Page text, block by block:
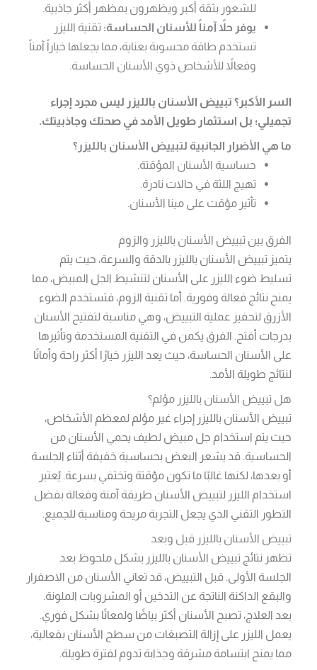
للشعور بثقة أكبر ويظهرون بمظهر أكثر جاذبية.
يوفر حلاً آمناً للأسنان الحساسة: تقنية الليزر
تستخدم طاقة محسوبة بعناية، مما يجعلها خياراً آمناً
وفعالاً للأشخاص ذوي الأسنان الحساسة.
السر الأكبر؟ تبييض الأسنان بالليزر ليس مجرد إجراء
تجميلي؛ بل استثمار طويل الأمد في صحتك وجاذبيتك.
ما هي الأضرار الجانبية لتبييض الأسنان بالليزر؟
حساسية الأسنان المؤقتة.
تهيج اللثة في حالات نادرة.
تأثير مؤقت على مينا الأسنان.
الفرق بين تبييض الأسنان بالليزر والزوم
يتميز تبييض الأسنان بالليزر بالدقة والسرعة، حيث يتم
تسليط ضوء الليزر على الأسنان لتنشيط الجل المبيض، مما
يمنح نتائج فعالة وفورية. أما تقنية الزوم، فتستخدم الضوء
الأزرق لتحفيز عملية التبييض، وهي مناسبة لتفتيح الأسنان
بدرجات أفتح. الفرق يكمن في التقنية المستخدمة وتأثيرها
على الأسنان الحساسة، حيث يعد الليزر خيارًا أكثر راحة وأمانًا
لنتائج طويلة الأمد.
هل تبييض الأسنان بالليزر مؤلم؟
تبييض الأسنان بالليزر إجراء غير مؤلم لمعظم الأشخاص،
حيث يتم استخدام جل مبيض لطيف يحمي الأسنان من
الحساسية. قد يشعر البعض بحساسية خفيفة أثناء الجلسة
أو بعدها، لكنها غالبًا ما تكون مؤقتة وتختفي بسرعة. يُعتبر
استخدام الليزر لتبييض الأسنان طريقة آمنة وفعالة بفضل
التطور التقني الذي يجعل التجربة مريحة ومناسبة للجميع.
تبييض الأسنان بالليزر قبل وبعد
تظهر نتائج تبييض الأسنان بالليزر بشكل ملحوظ بعد
الجلسة الأولى. قبل التبييض، قد تعاني الأسنان من الاصفرار
والبقع الداكنة الناتجة عن التدخين أو المشروبات الملونة.
بعد العلاج، تصبح الأسنان أكثر بياضًا ولمعانًا بشكل فوري.
يعمل الليزر على إزالة التصبغات من سطح الأسنان بفعالية،
مما يمنح ابتسامة مشرقة وجذابة تدوم لفترة طويلة.